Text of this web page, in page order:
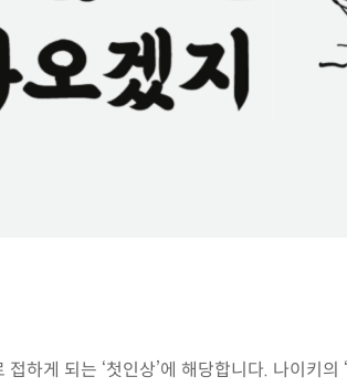
하게 되는 ‘첫인상’에 해당합니다. 나이키